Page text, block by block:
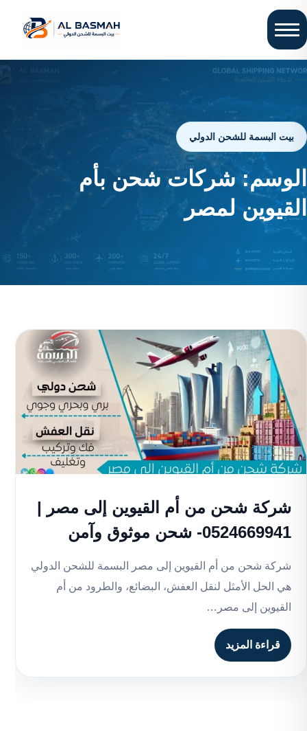
بيت البسمة للشحن الدولي
الوسم:شركات شحن بأم
القيوين لمصر
شركة شحن من أم القيوين إلى مصر |
0524669941- شحن موثوق وآمن
شركة شحن من أم القيوين إلى مصر البسمة للشحن الدولي
هي الحل الأمثل لنقل العفش، البضائع، والطرود من أم
القيوين إلى مصر…
قراءة المزيد